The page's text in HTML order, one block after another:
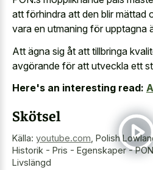
att förhindra att den blir mättad
vara en utmaning för upptagna
Att ägna sig åt att tillbringa
avgörande för att utveckla ett
Here's an interesting read:
Skötsel
Källa: youtube.com Polish
Historik - Pris - Egenskaper -
Livslängd